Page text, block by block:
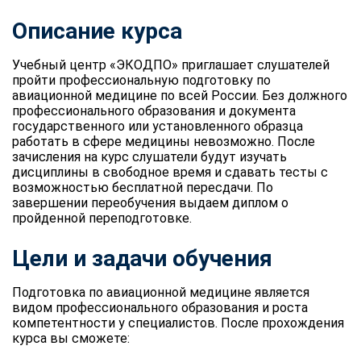
Описание курса
Учебный центр «ЭКОДПО» приглашает слушателей
пройти профессиональную подготовку по
авиационной медицине по всей России. Без должного
профессионального образования и документа
государственного или установленного образца
работать в сфере медицины невозможно. После
зачисления на курс слушатели будут изучать
дисциплины в свободное время и сдавать тесты с
возможностью бесплатной пересдачи. По
завершении переобучения выдаем диплом о
пройденной переподготовке.
Цели и задачи обучения
Подготовка по авиационной медицине является
видом профессионального образования и роста
компетентности у специалистов. После прохождения
курса вы сможете: